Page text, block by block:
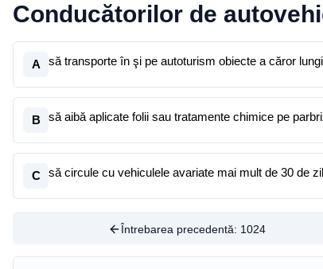
Conducătorilor de
A să transporte în şi pe autoturism obiecte a căror
B să aibă aplicate folii sau tratamente chimice pe
C să circule cu vehiculele avariate mai mult de 30 de
Întrebarea precedentă: 1024